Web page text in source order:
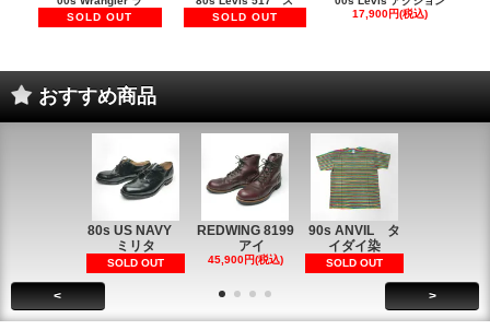
SOLD OUT
SOLD OUT
17,900円(税込)
おすすめ商品
80s US NAVY
ミリタ
SOLD OUT
REDWING 8199
アイ
45,900円(税込)
90s ANVIL タ
イダイ染
SOLD OUT
< >